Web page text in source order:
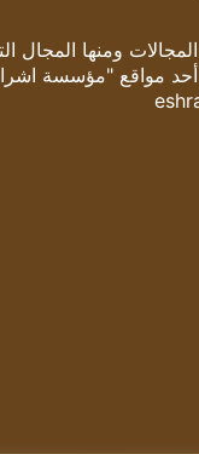
ومنها المجال
أحد مواقع "مؤسسة